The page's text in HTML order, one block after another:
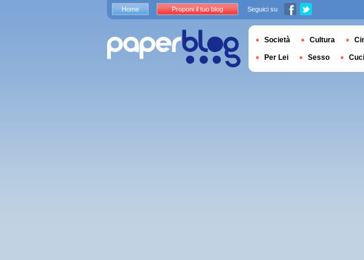
Home Proponi il tuo blog Seguici su
Società Cultura
Per Lei Sesso